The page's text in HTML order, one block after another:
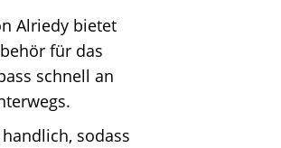
Alriedy bietet
für das
schnell an
sodass